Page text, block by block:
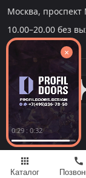
Москва,
10.00–20.00 без
apps
Каталог
call
0:30 : 0:32
×